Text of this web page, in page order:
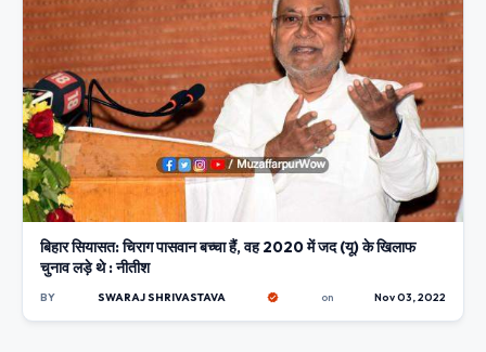
बिहार सियासत: चिराग पासवान बच्चा हैं, वह 2020 में जद (यू) के खिलाफ
चुनाव लड़े थे : नीतीश
BY SWARAJ SHRIVASTAVA on Nov 03, 2022